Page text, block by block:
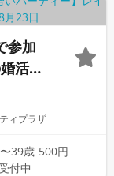
参加
活パ
ィプラザ
39歳 500円
付中